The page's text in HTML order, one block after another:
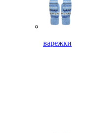
варежки